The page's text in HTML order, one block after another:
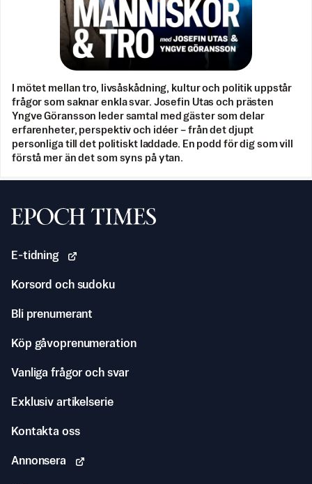
I mötet mellan tro, livsåskådning, kultur och politik uppstår
frågor som saknar enkla svar. Josefin Utas och prästen
Yngve Göransson leder samtal med gäster som delar
erfarenheter, perspektiv och idéer – från det djupt
personliga till det politiskt laddade. En podd för dig som vill
förstå mer än det som syns på ytan.
Svenska Epoch Times
E-tidning
Korsord och sudoku
Bli prenumerant
Köp gåvoprenumeration
Vanliga frågor och svar
Exklusiv artikelserie
Kontakta oss
Annonsera